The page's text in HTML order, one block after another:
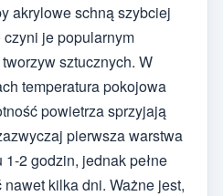
akrylowe schną szybciej
je popularnym
sztucznych. W
temperatura pokojowa
powietrza sprzyjają
pierwsza warstwa
2 godzin, jednak pełne
kilka dni. Ważne jest,